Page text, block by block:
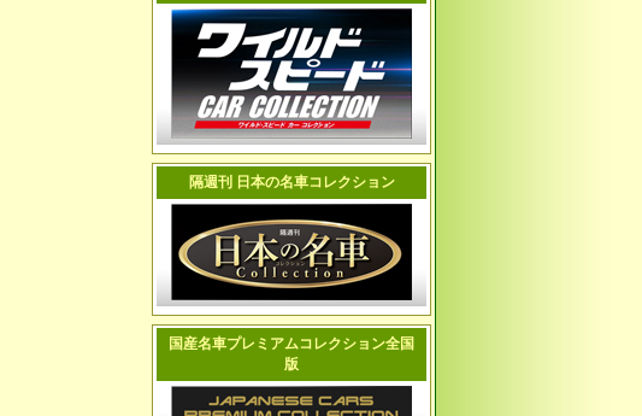
隔週刊 日本の名車コレクション
国産名車プレミアムコレクション全国
版